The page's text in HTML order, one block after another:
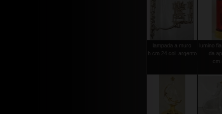
lampada a muro
h.cm.24 col. argento
lumino
da